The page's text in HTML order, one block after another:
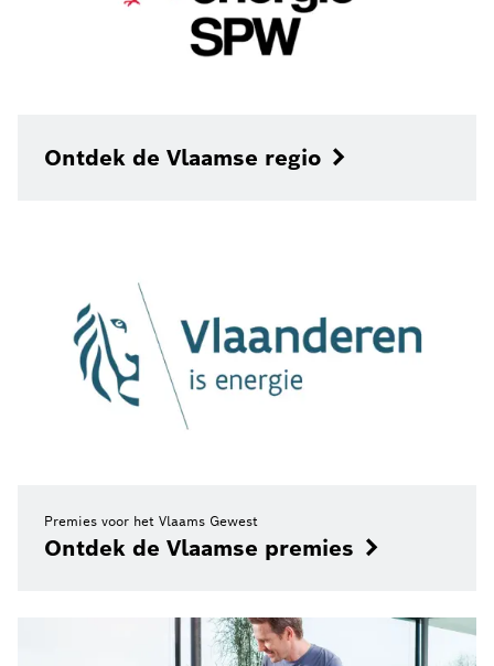
Ontdek de Vlaamse regio
Premies voor het Vlaams Gewest
Ontdek de Vlaamse premies